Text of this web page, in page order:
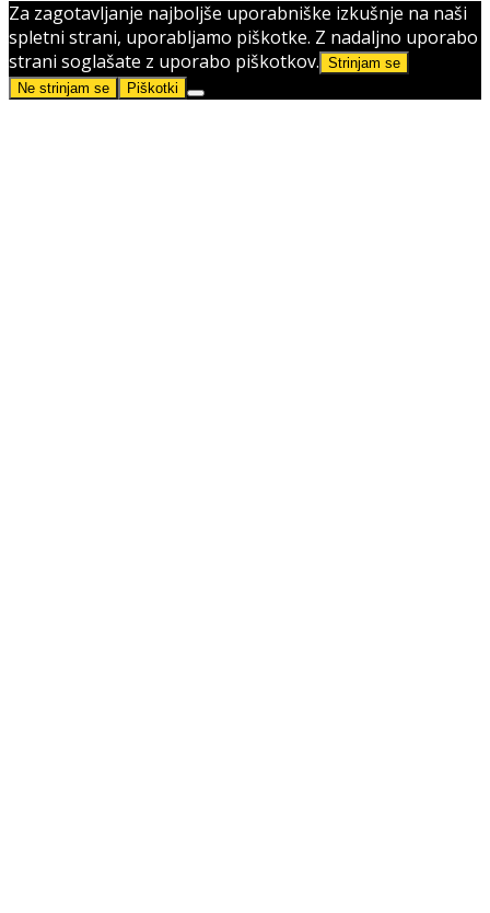
Za zagotavljanje najboljše uporabniške izkušnje na naši
spletni strani, uporabljamo piškotke. Z nadaljno uporabo
strani soglašate z uporabo piškotkov. Strinjam se
Ne strinjam se
Piškotki